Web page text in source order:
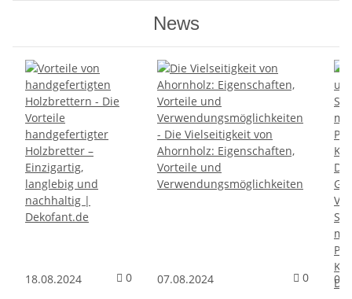
News
18.08.2024 0Kommentare zum Artikel Vorteile von
07.08.2024 0